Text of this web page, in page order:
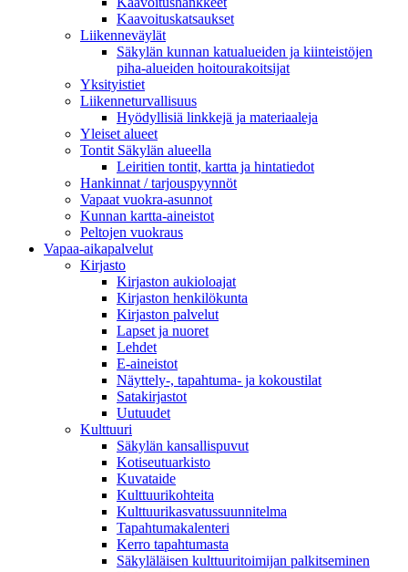
Kaavoituskatsaukset
Liikenneväylät
Säkylän kunnan katualueiden ja kiinteistöjen
piha-alueiden hoitourakoitsijat
Yksityistiet
Liikenneturvallisuus
Hyödyllisiä linkkejä ja materiaaleja
Yleiset alueet
Tontit Säkylän alueella
Leiritien tontit, kartta ja hintatiedot
Hankinnat / tarjouspyynnöt
Vapaat vuokra-asunnot
Kunnan kartta-aineistot
Peltojen vuokraus
Vapaa-aika­palvelut
Kirjasto
Kirjaston aukioloajat
Kirjaston henkilökunta
Kirjaston palvelut
Lapset ja nuoret
Lehdet
E-aineistot
Näyttely-, tapahtuma- ja kokoustilat
Satakirjastot
Uutuudet
Kulttuuri
Säkylän kansallispuvut
Kotiseutuarkisto
Kuvataide
Kulttuurikohteita
Kulttuurikasvatussuunnitelma
Tapahtumakalenteri
Kerro tapahtumasta
Säkyläläisen kulttuuritoimijan palkitseminen